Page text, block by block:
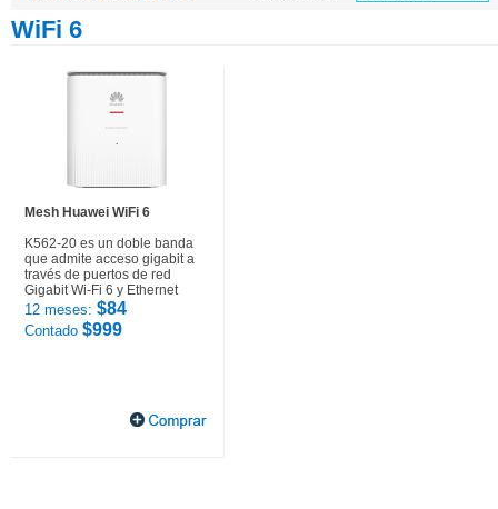
WiFi 6
Mesh Huawei WiFi 6
K562-20 es un doble banda
que admite acceso gigabit a
través de puertos de red
Gigabit Wi-Fi 6 y Ethernet
12 meses: $84
Contado $999